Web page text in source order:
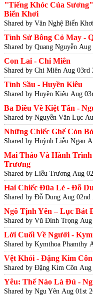
"Tiếng Khóc Của
Biển Khơi
Shared by Văn Nghệ Biển Khơi
Tình Sử Bông Cỏ May -
Shared by Quang Nguyễn Aug
Con Lai - Chi Miên
Shared by Chi Miên Aug 03rd
Tình Sầu - Huyền Kiêu
Shared by Huyền Kiêu Aug
Ba Điều Về Kiệt Tấn -
Shared by Nguyễn Văn Lục
Những Chiếc Ghế Còn
Shared by Huỳnh Liễu Ngạn
Mai Thảo Và Hành
Trương
Shared by Liễu Trương Aug
Hai Chiếc Đũa Lẻ - Đỗ
Shared by Đỗ Dung Aug 02nd
Ngô Tịnh Yên – Lục Bát
Shared by Vũ Đình Trọng
Lời Cuối Về Người -
Shared by Kymthoa Phamthy
Vệt Khói - Đặng Kim Côn
Shared by Đặng Kim Côn Aug
Yêu: Thế Nào Là Đủ -
Shared by Ngu Yên Aug 01st